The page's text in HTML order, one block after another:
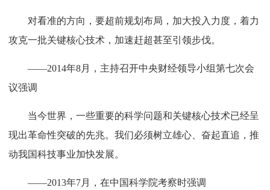
对看准的方向，要超前规划布局，加大投入力度，着力
攻克一批关键核心技术，加速赶超甚至引领步伐。
——2014年8月，主持召开中央财经领导小组第七次会
议强调
当今世界，一些重要的科学问题和关键核心技术已经呈
现出革命性突破的先兆。我们必须树立雄心、奋起直追，推
动我国科技事业加快发展。
——2013年7月，在中国科学院考察时强调